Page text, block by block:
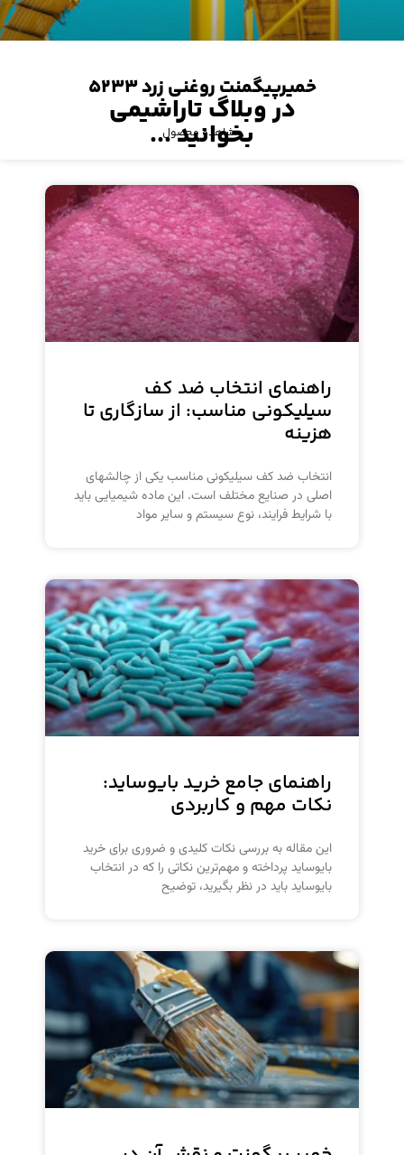
خمیرپیگمنت روغنی زرد ۵۲۳۳
مشاهده محصول
در وبلاگ تاراشیمی
بخوانید ...
راهنمای انتخاب ضد کف
سیلیکونی مناسب: از سازگاری تا
هزینه
انتخاب ضد کف سیلیکونی مناسب یکی از چالشهای
اصلی در صنایع مختلف است. این ماده شیمیایی باید
با شرایط فرایند، نوع سیستم و سایر مواد
راهنمای جامع خرید بایوساید:
نکات مهم و کاربردی
این مقاله به بررسی نکات کلیدی و ضروری برای خرید
بایوساید پرداخته و مهم‌ترین نکاتی را که در انتخاب
بایوساید باید در نظر بگیرید، توضیح